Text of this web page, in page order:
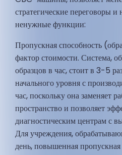
стратегические переговоры и
ненужные функции:
Пропускная способность
фактор стоимости. Система,
образцов в час, стоит в 3-5
начального уровня с
час, поскольку она заменяет
пространство и позволяет
диагностическим центрам с
Для учреждения,
день, повышенная пропускная